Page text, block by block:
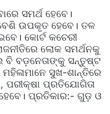
ସମର୍ଥ ହେବେ।
ଉପକୃତ ହେବେ। ତଳ
କୋର୍ଟ କଚେରୀ
ଲୋକ ସମର୍ଥନକୁ
ବି ବଡ଼ନେତାଙ୍କୁ ସନ୍ତୁଷ୍ଟ
ସୁଖ-ଶାନ୍ତିରେ
ପରୀକ୍ଷା ପ୍ରତିଯୋଗିତା
ପ୍ରତିକାର:- ଗୁଡ଼ ଓ